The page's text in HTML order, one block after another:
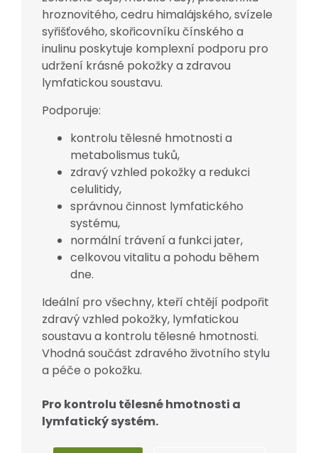
hroznovitého, cedru himalájského, svízele
syřišťového, skořicovníku čínského a
inulinu poskytuje komplexní podporu pro
udržení krásné pokožky a zdravou
lymfatickou soustavu.
Podporuje:
kontrolu tělesné hmotnosti a
metabolismus tuků,
zdravý vzhled pokožky a redukci
celulitidy,
správnou činnost lymfatického
systému,
normální trávení a funkci jater,
celkovou vitalitu a pohodu během
dne.
Ideální pro všechny, kteří chtějí podpořit
zdravý vzhled pokožky, lymfatickou
soustavu a kontrolu tělesné hmotnosti.
Vhodná součást zdravého životního stylu
a péče o pokožku.
Pro kontrolu tělesné hmotnosti a
lymfatický systém.